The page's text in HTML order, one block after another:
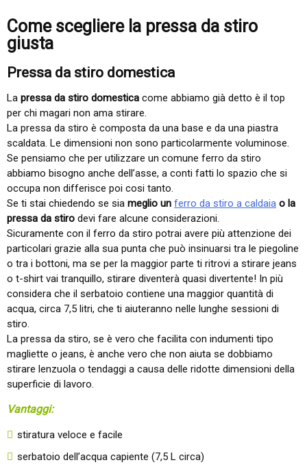
Come scegliere la pressa da stiro
giusta
Pressa da stiro domestica
La pressa da stiro domestica come abbiamo già detto è il top
per chi magari non ama stirare.
La pressa da stiro è composta da una base e da una piastra
scaldata. Le dimensioni non sono particolarmente voluminose.
Se pensiamo che per utilizzare un comune ferro da stiro
abbiamo bisogno anche dell’asse, a conti fatti lo spazio che si
occupa non differisce poi cosi tanto.
Se ti stai chiedendo se sia meglio un ferro da stiro a caldaia o la
pressa da stiro devi fare alcune considerazioni.
Sicuramente con il ferro da stiro potrai avere più attenzione dei
particolari grazie alla sua punta che può insinuarsi tra le piegoline
o tra i bottoni, ma se per la maggior parte ti ritrovi a stirare jeans
o t-shirt vai tranquillo, stirare diventerà quasi divertente! In più
considera che il serbatoio contiene una maggior quantità di
acqua, circa 7,5 litri, che ti aiuteranno nelle lunghe sessioni di
stiro.
La pressa da stiro, se è vero che facilita con indumenti tipo
magliette o jeans, è anche vero che non aiuta se dobbiamo
stirare lenzuola o tendaggi a causa delle ridotte dimensioni della
superficie di lavoro.
Vantaggi:
stiratura veloce e facile
serbatoio dell’acqua capiente (7,5 L circa)